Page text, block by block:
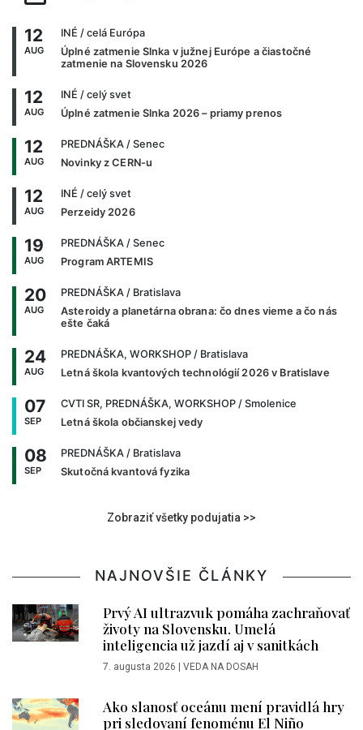
12
AUG
INÉ / celá Európa
Úplné zatmenie Slnka v južnej Európe a čiastočné
zatmenie na Slovensku 2026
12
AUG
INÉ / celý svet
Úplné zatmenie Slnka 2026 – priamy prenos
12
AUG
PREDNÁŠKA / Senec
Novinky z CERN-u
12
AUG
INÉ / celý svet
Perzeidy 2026
19
AUG
PREDNÁŠKA / Senec
Program ARTEMIS
20
AUG
PREDNÁŠKA / Bratislava
Asteroidy a planetárna obrana: čo dnes vieme a čo nás
ešte čaká
24
AUG
PREDNÁŠKA, WORKSHOP / Bratislava
Letná škola kvantových technológií 2026 v Bratislave
07
SEP
CVTI SR, PREDNÁŠKA, WORKSHOP / Smolenice
Letná škola občianskej vedy
08
SEP
PREDNÁŠKA / Bratislava
Skutočná kvantová fyzika
Zobraziť všetky podujatia >>
NAJNOVŠIE ČLÁNKY
Prvý AI ultrazvuk pomáha zachraňovať
životy na Slovensku. Umelá
inteligencia už jazdí aj v sanitkách
7. augusta 2026 VEDA NA DOSAH
Ako slanosť oceánu mení pravidlá hry
pri sledovaní fenoménu El Niño